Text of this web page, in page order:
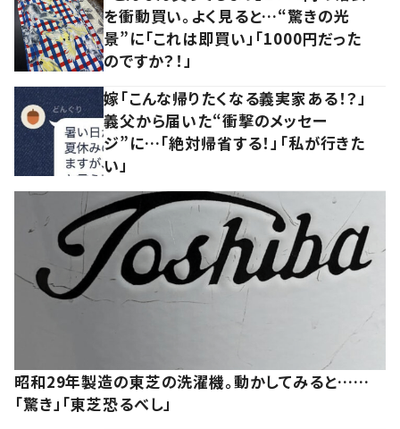
を衝動買い。よく見ると…“驚きの光
景”に「これは即買い」「1000円だった
のですか？！」
嫁「こんな帰りたくなる義実家ある！？」
義父から届いた“衝撃のメッセー
ジ”に…「絶対帰省する！」「私が行きた
い」
昭和29年製造の東芝の洗濯機。動かしてみると……
「驚き」「東芝恐るべし」